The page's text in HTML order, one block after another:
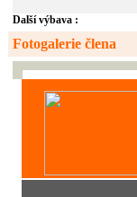
Další výbava :
Fotogalerie člena